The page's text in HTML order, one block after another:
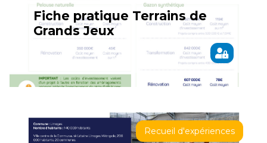
Fiche pratique Terrains de
Grands Jeux
Recueil d'expériences